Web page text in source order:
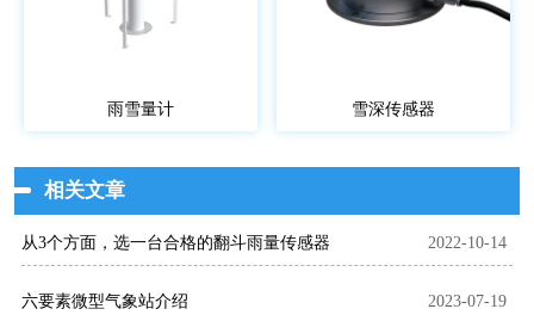
雨雪量计 雪深传感器
相关文章
从3个方面，选一台合格的翻斗雨量传感器 2022-10-14
六要素微型气象站介绍 2023-07-19